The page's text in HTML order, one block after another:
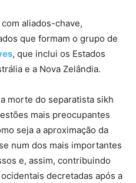
aliados-chave,
que formam o grupo de
, que inclui os Estados
e a Nova Zelândia.
morte do separatista sikh
mais preocupantes
seja a aproximação da
num dos mais importantes
e, assim, contribuindo
decretadas após a